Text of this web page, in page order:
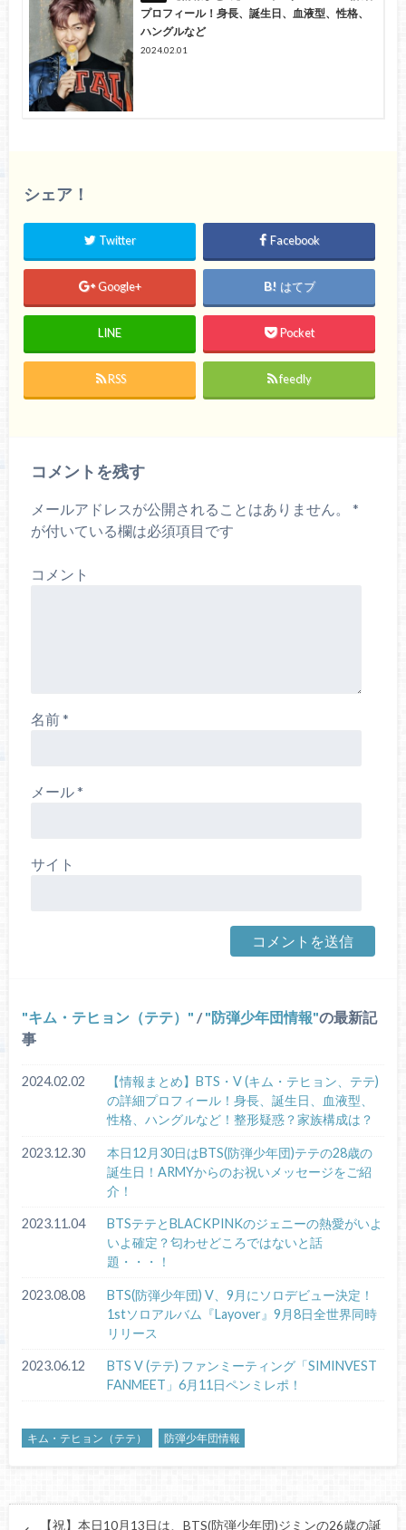
プロフィール！身長、誕生日、血液型、性格、
ハングルなど
2024.02.01
シェア！
Twitter Facebook
Google+ はてブ
LINE Pocket
RSS feedly
コメントを残す
メールアドレスが公開されることはありません。
*
が付いている欄は必須項目です
コメント
名前*
メール*
サイト
キム・テヒョン（テテ） / 防弾少年団情報 の最新記
事
2024.02.02
【情報まとめ】BTS・V (キム・テヒョン、テテ)
の詳細プロフィール！身長、誕生日、血液型、
性格、ハングルなど！整形疑惑？家族構成は？
2023.12.30
本日12月30日はBTS(防弾少年団)テテの28歳の
誕生日！ARMYからのお祝いメッセージをご紹
介！
2023.11.04
BTSテテとBLACKPINKのジェニーの熱愛がいよ
いよ確定？匂わせどころではないと話
題・・・！
2023.08.08
BTS(防弾少年団) V、9月にソロデビュー決定！
1stソロアルバム『Layover』9月8日全世界同時
リリース
2023.06.12
BTS V (テテ) ファンミーティング「SIMINVEST
FANMEET」6月11日ペンミレポ！
キム・テヒョン（テテ） 防弾少年団情報
【祝】本日10月13日は、BTS(防弾少年団)ジミンの26歳の誕